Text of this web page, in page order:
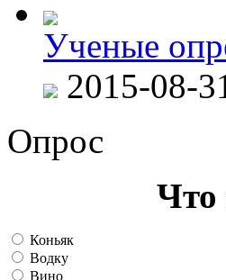
Ученые
2015-08-
Опрос
Что
Коньяк
Водку
Вино